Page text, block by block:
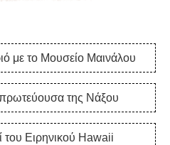
με το Μουσείο Μαινάλου
της Νάξου
του Ειρηνικού Hawaii